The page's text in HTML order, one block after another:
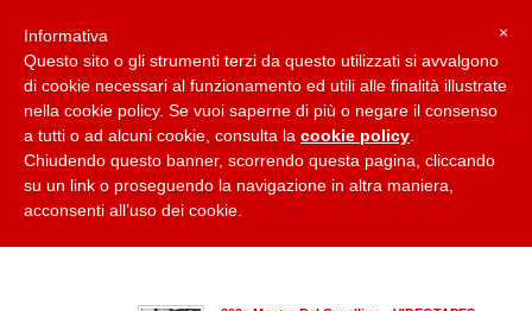
Collane Casa Editrice Carlo Cardazzo
COLLANA: POSTER DELLE MOSTRE DELLA GALLERIA
×
Informativa
Questo sito o gli strumenti terzi da questo utilizzati si avvalgono
di cookie necessari al funzionamento ed utili alle finalità illustrate
nella cookie policy. Se vuoi saperne di più o negare il consenso
a tutti o ad alcuni cookie, consulta la cookie policy
Chiudendo questo banner, scorrendo questa pagina, cliccando
su un link o proseguendo la navigazione in altra maniera,
acconsenti all’uso dei cookie.